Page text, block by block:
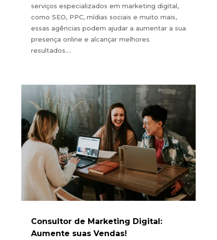
serviços especializados em marketing digital,
como SEO, PPC, mídias sociais e muito mais,
essas agências podem ajudar a aumentar a sua
presença online e alcançar melhores
resultados....
Consultor de Marketing Digital:
Aumente suas Vendas!